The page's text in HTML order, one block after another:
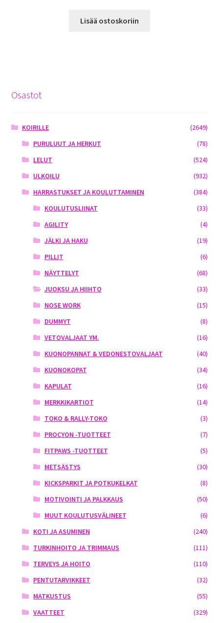
Lisää ostoskoriin
Osastot
KOIRILLE
(2649)
PURULUUT JA HERKUT
(78)
LELUT
(524)
ULKOILU
(932)
HARRASTUKSET JA KOULUTTAMINEN
(384)
KOULUTUSLIINAT
(33)
AGILITY
(4)
JÄLKI JA HAKU
(19)
PILLIT
(6)
NÄYTTELYT
(68)
JUOKSU JA HIIHTO
(33)
NOSE WORK
(15)
DUMMYT
(8)
VETOVALJAAT YM.
(16)
KUONOPANNAT & VEDONESTOVALJAAT
(40)
KUONOKOPAT
(34)
KAPULAT
(16)
MERKKIKARTIOT
(14)
TOKO & RALLY-TOKO
(3)
PROCYON -TUOTTEET
(7)
FITPAWS -TUOTTEET
(5)
METSÄSTYS
(30)
KICKSPARKIT JA POTKUKELKAT
(8)
MOTIVOINTI JA PALKKAUS
(50)
MUUT KOULUTUSVÄLINEET
(6)
KOTI JA ASUMINEN
(240)
TURKINHOITO JA TRIMMAUS
(111)
TERVEYS JA HOITO
(110)
PENTUTARVIKKEET
(32)
MATKUSTUS
(55)
VAATTEET
(329)